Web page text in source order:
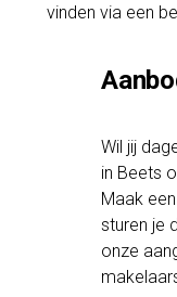
vinden via een
Wil jij
in Beets
Maak
sturen je
onze